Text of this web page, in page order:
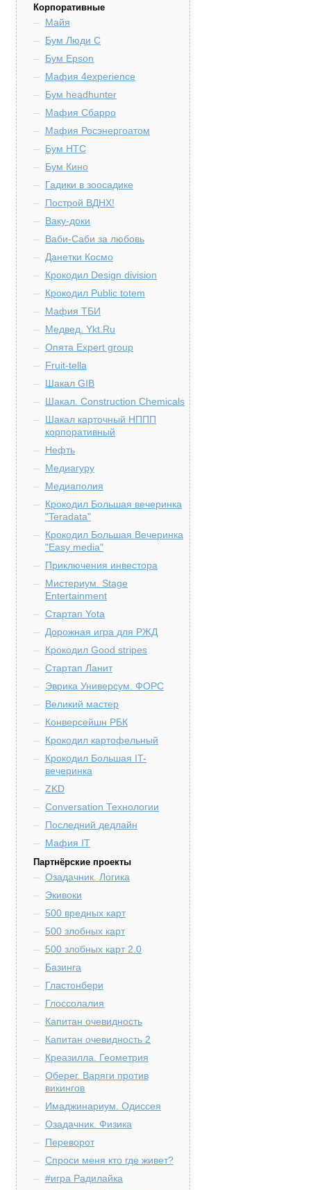
Корпоративные
Майя
Бум Люди С
Бум Epson
Мафия 4experience
Бум headhunter
Мафия Сбарро
Мафия Росэнергоатом
Бум HTC
Бум Кино
Гадики в зоосадике
Построй ВДНХ!
Ваку-доки
Ваби-Саби за любовь
Данетки Космо
Крокодил Design division
Крокодил Public totem
Мафия ТБИ
Медвед. Ykt.Ru
Опята Expert group
Fruit-tella
Шакал GIB
Шакал. Construction Chemicals
Шакал карточный НППП
корпоративный
Нефть
Медиагуру
Медиаполия
Крокодил Большая вечеринка
"Teradata"
Крокодил Большая Вечеринка
"Easy media"
Приключения инвестора
Мистериум. Stage
Entertainment
Стартап Yota
Дорожная игра для РЖД
Крокодил Good stripes
Стартап Ланит
Эврика Универсум. ФОРС
Великий мастер
Конверсейшн РБК
Крокодил картофельный
Крокодил Большая IT-
вечеринка
ZKD
Conversation Технологии
Последний дедлайн
Мафия IT
Партнёрские проекты
Озадачник. Логика
Экивоки
500 вредных карт
500 злобных карт
500 злобных карт 2.0
Базинга
Гластонбери
Глоссолалия
Капитан очевидность
Капитан очевидность 2
Креазилла. Геометрия
Оберег. Варяги против
викингов
Имаджинариум. Одиссея
Озадачник. Физика
Переворот
Спроси меня кто где живет?
#игра Радилайка